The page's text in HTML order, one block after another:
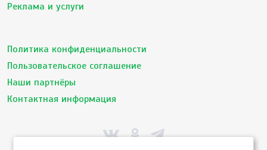
Реклама и услуги
Политика конфиденциальности
Пользовательское соглашение
Наши партнёры
Контактная информация